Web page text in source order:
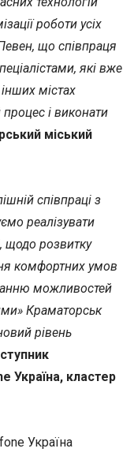
роботи усіх
що співпраця
які вже
містах
і виконати
міський
співпраці з
реалізувати
щодо розвитку
комфортних умов
можливостей
Краматорськ
рівень
Україна, кластер
Україна